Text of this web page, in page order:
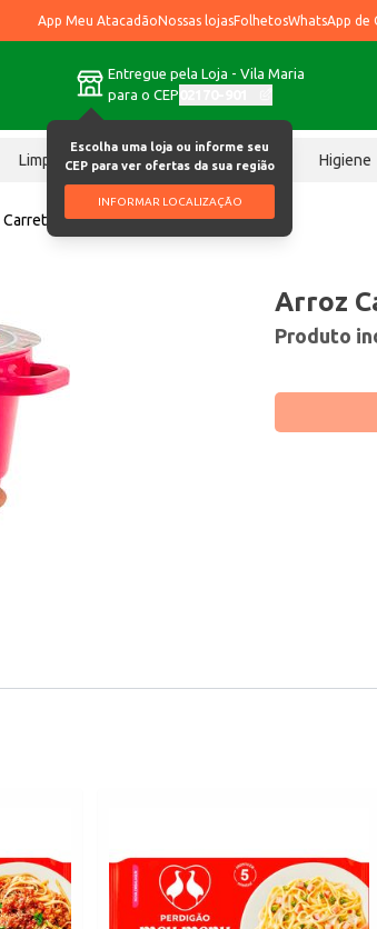
App Meu AtacadãoNossas lojasFolhetosWhatsApp de
Entregue pela Loja - Vila Maria
para o CEP
Escolha uma loja ou informe seu
CEP para ver ofertas da sua região
INFORMAR LOCALIZAÇÃO
Limpeza Chocolates Higiene
Swift 300g
Arroz
Produto